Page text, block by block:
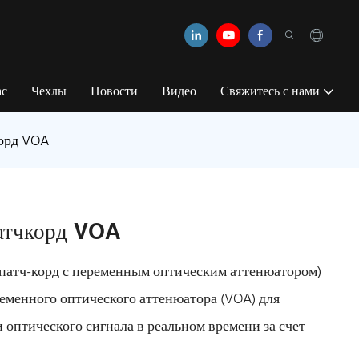
Чехлы Новости Видео Свяжитесь с нами
VOA
VOA
корд с переменным оптическим аттенюатором)
оптического аттенюатора (VOA) для
сигнала в реальном времени за счет